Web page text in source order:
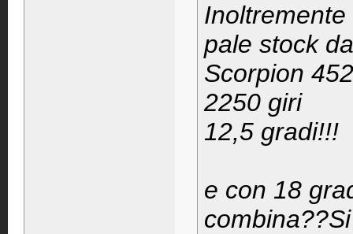
pale stock
Scorpion
2250 giri
12,5 gradi!!!
e con 18